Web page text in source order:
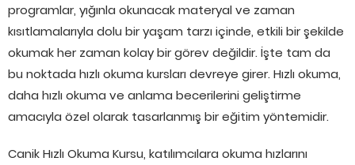
programlar, yığınla okunacak materyal ve zaman
kısıtlamalarıyla dolu bir yaşam tarzı içinde, etkili bir şekilde
okumak her zaman kolay bir görev değildir. İşte tam da
bu noktada hızlı okuma kursları devreye girer. Hızlı okuma,
daha hızlı okuma ve anlama becerilerini geliştirme
amacıyla özel olarak tasarlanmış bir eğitim yöntemidir.
Canik Hızlı Okuma Kursu, katılımcılara okuma hızlarını